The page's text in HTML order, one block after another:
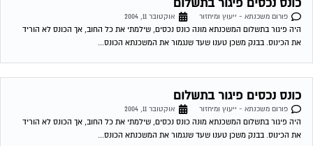
מיחזור משכנתא
פורום משכנתא - ייעוץ ומיחזור
אוקטובר 13, 2004
יש לי משכנתא צמודה בריבית קבועה של 5.9 אחוז מלפני כשנה לערך. האם יש אפשרות
לדעת האם כדאי לי לשנות אותה מאחר והיום המשכנתאות זולות...
להתכונן למשכנתא
פורום משכנתא - ייעוץ ומיחזור
אוקטובר 16, 2004
להלן מספר טיפים לפני החתימה על חוזה המשכנתה המשעבד את רוכשי הדירות לעשרות
שנים . 1.סקר שוק -דבר ראשון מומלץ לעשות שיעורי בית . shopping...